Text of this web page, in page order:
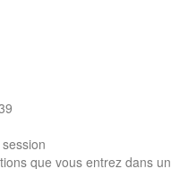
que vous entrez dans un